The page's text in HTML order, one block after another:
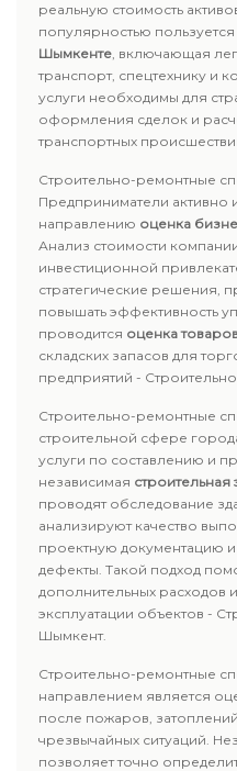
реальную стоимость
популярностью пользуется
Шымкенте, включающая
транспорт, спецтехнику и
услуги необходимы для
оформления сделок и
транспортных
Строительно-ремонтные
Предприниматели активно
направлению оценка
Анализ стоимости
инвестиционной
стратегические решения,
повышать эффективность
проводится оценка
складских запасов для
предприятий -
Строительно-ремонтные
строительной сфере
услуги по составлению и
независимая строительная
проводят обследование
анализируют качество
проектную документацию
дефекты. Такой подход
дополнительных расходов
эксплуатации объектов -
Шымкент.
Строительно-ремонтные
направлением является
после пожаров,
чрезвычайных ситуаций.
позволяет точно